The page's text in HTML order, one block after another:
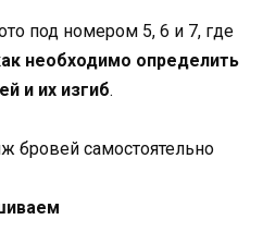
под номером 5, 6 и 7, где
необходимо определить
и их изгиб.